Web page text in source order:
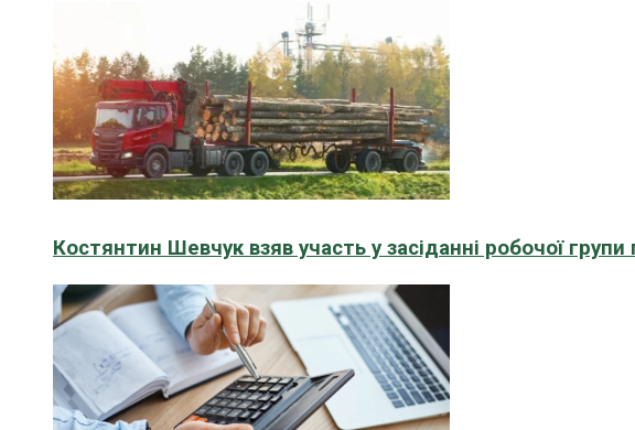
Костянтин Шевчук взяв участь у засіданні робочої